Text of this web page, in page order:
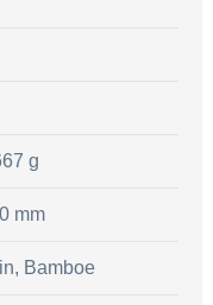
g
mm
Bamboe